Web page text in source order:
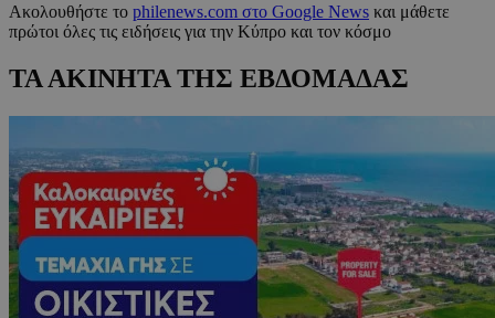
Ακολουθήστε το philenews.com στο Google News και μάθετε
πρώτοι όλες τις ειδήσεις για την Κύπρο και τον κόσμο
ΤΑ ΑΚΙΝΗΤΑ ΤΗΣ ΕΒΔΟΜΑΔΑΣ